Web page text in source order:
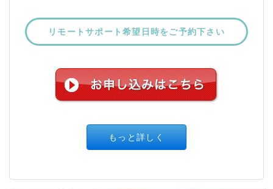
リモートサポート希望日時をご予約下さい
もっと詳しく